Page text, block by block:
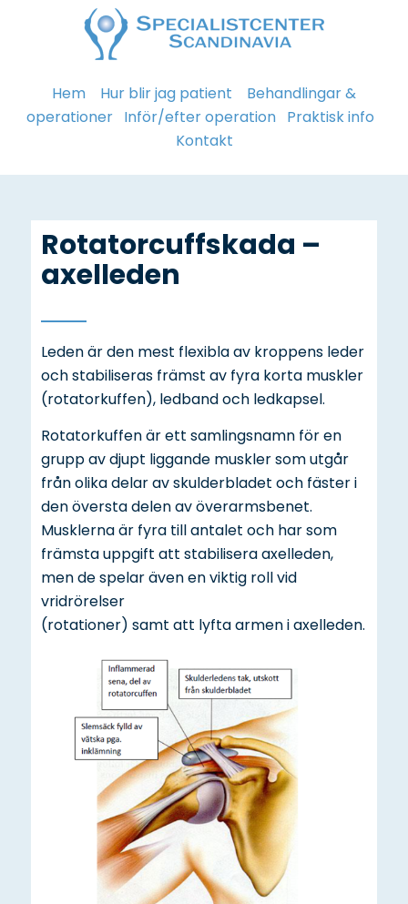
Hem Hur blir jag patient
Behandlingar &
operationer Inför/efter operation Praktisk info
Kontakt
Rotatorcuffskada –
axelleden
Leden är den mest flexibla av kroppens leder
och stabiliseras främst av fyra korta muskler
(rotatorkuffen), ledband och ledkapsel.
Rotatorkuffen är ett samlingsnamn för en
grupp av djupt liggande muskler som utgår
från olika delar av skulderbladet och fäster i
den översta delen av överarmsbenet.
Musklerna är fyra till antalet och har som
främsta uppgift att stabilisera axelleden,
men de spelar även en viktig roll vid
vridrörelser
(rotationer) samt att lyfta armen i axelleden.